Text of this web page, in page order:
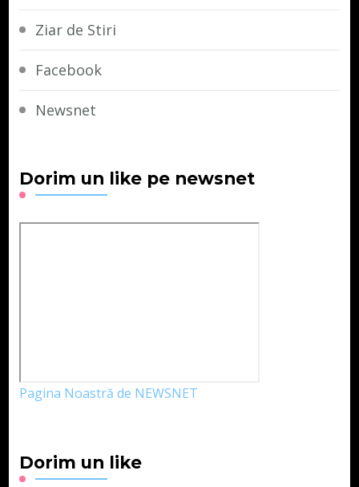
Ziar de Stiri
Facebook
Newsnet
Dorim un like pe newsnet
Pagina Noastră de NEWSNET
Dorim un like